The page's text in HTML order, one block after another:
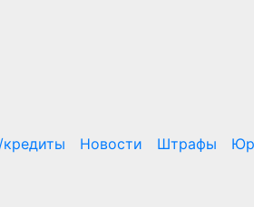
Новости Штрафы